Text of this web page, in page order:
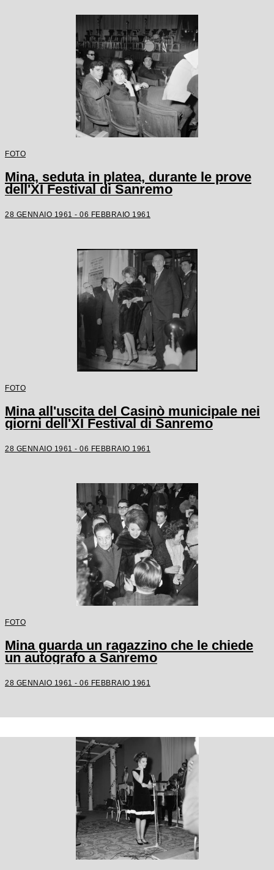
FOTO
Mina, seduta in platea, durante le prove
dell'XI Festival di Sanremo
28 GENNAIO 1961 - 06 FEBBRAIO 1961
FOTO
Mina all'uscita del Casinò municipale nei
giorni dell'XI Festival di Sanremo
28 GENNAIO 1961 - 06 FEBBRAIO 1961
FOTO
Mina guarda un ragazzino che le chiede
un autografo a Sanremo
28 GENNAIO 1961 - 06 FEBBRAIO 1961